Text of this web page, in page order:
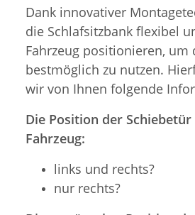
Dank innovativer
die Schlafsitzbank flexibel
Fahrzeug positionieren, um
bestmöglich zu nutzen.
wir von Ihnen folgende
Die Position der
Fahrzeug:
links und rechts?
nur rechts?